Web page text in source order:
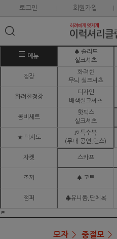
로그인 회원가입
메뉴
♠ 솔리드
실크셔츠
정장
화려한
무늬 실크셔츠
화려한정장
디자인
배색실크셔츠
콤비세트
핫픽스
실크셔츠
★ 턱시도
♬ 특수복
(무대.공연,댄스)
자켓 스카프
조끼 ♠ 코트
점퍼 ♣유니폼,단체복
ㅌ
모자 중절모